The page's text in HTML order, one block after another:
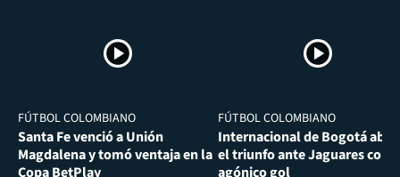
FÚTBOL COLOMBIANO
Santa Fe venció a Unión
Magdalena y tomó ventaja en la
Copa BetPlay
FÚTBOL COLOMBIANO
Internacional de Bogotá
el triunfo ante Jaguares con
agónico gol